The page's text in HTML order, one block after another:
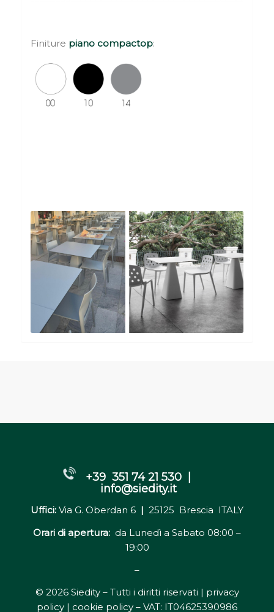
Finiture piano compactop:
+39 351 74 21 530 |
info@siedity.it
Uffici: Via G. Oberdan 6 | 25125 Brescia ITALY
Orari di apertura: da Lunedì a Sabato 08:00 –
19:00
–
© 2026 Siedity – Tutti i diritti riservati | privacy
policy | cookie policy – VAT: IT04625390986